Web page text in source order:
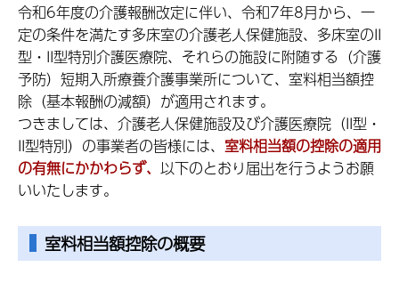
令和6年度の介護報酬改定に伴い、令和7年8月から、一
定の条件を満たす多床室の介護老人保健施設、多床室のII
型・II型特別介護医療院、それらの施設に附随する（介護
予防）短期入所療養介護事業所について、室料相当額控
除（基本報酬の減額）が適用されます。
つきましては、介護老人保健施設及び介護医療院（II型・
II型特別）の事業者の皆様には、 室料相当額の控除の適用
の有無にかかわらず、 以下のとおり届出を行うようお願
いいたします。
室料相当額控除の概要